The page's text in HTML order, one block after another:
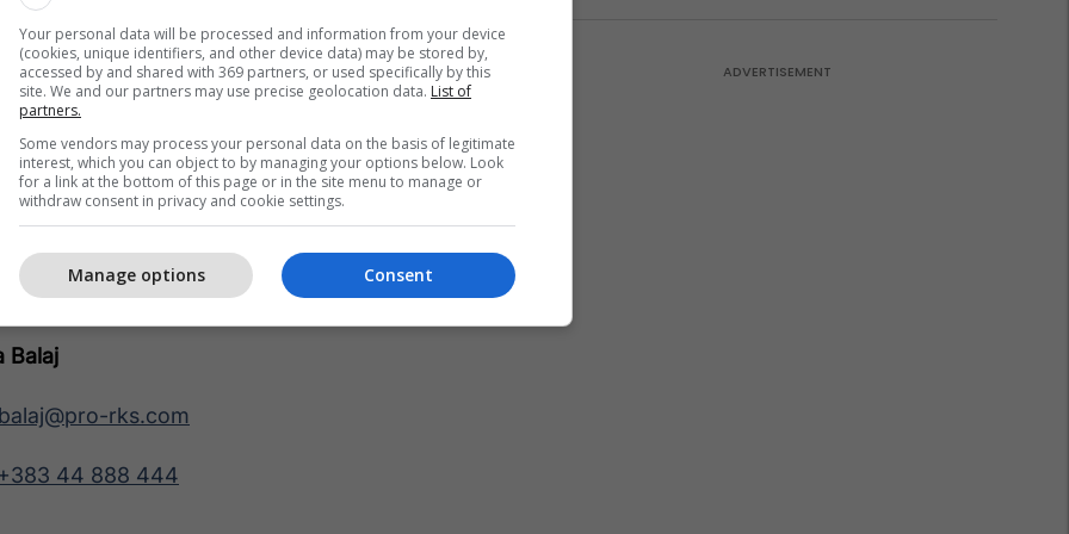
me Noter
Kuzhina, Banjo
KEDS
Balaj
rks.com
44 888 444
Your personal data will be processed and information from your device
(cookies, unique identifiers, and other device data) may be stored by,
accessed by and shared with 369 partners, or used specifically by this
site. We and our partners may use precise geolocation data. List of
partners.
Some vendors may process your personal data on the basis of legitimate
interest, which you can object to by managing your options below. Look
for a link at the bottom of this page or in the site menu to manage or
withdraw consent in privacy and cookie settings.
Consent
Manage options